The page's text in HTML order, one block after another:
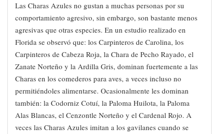
Las Charas Azules no gustan a muchas personas por su
comportamiento agresivo, sin embargo, son bastante menos
agresivas que otras especies. En un estudio realizado en
Florida se observó que: los Carpinteros de Carolina, los
Carpinteros de Cabeza Roja, la Chara de Pecho Rayado, el
Zanate Norteño y la Ardilla Gris, dominan fuertemente a las
Charas en los comederos para aves, a veces incluso no
permitiéndoles alimentarse. Ocasionalmente les dominan
también: la Codorniz Cotuí, la Paloma Huilota, la Paloma
Alas Blancas, el Cenzontle Norteño y el Cardenal Rojo. A
veces las Charas Azules imitan a los gavilanes cuando se